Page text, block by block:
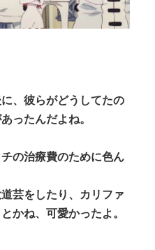
、彼らがどうしてたの
ったんだよね。
の治療費のために色ん
芸をしたり、カリファ
かね、可愛かったよ。